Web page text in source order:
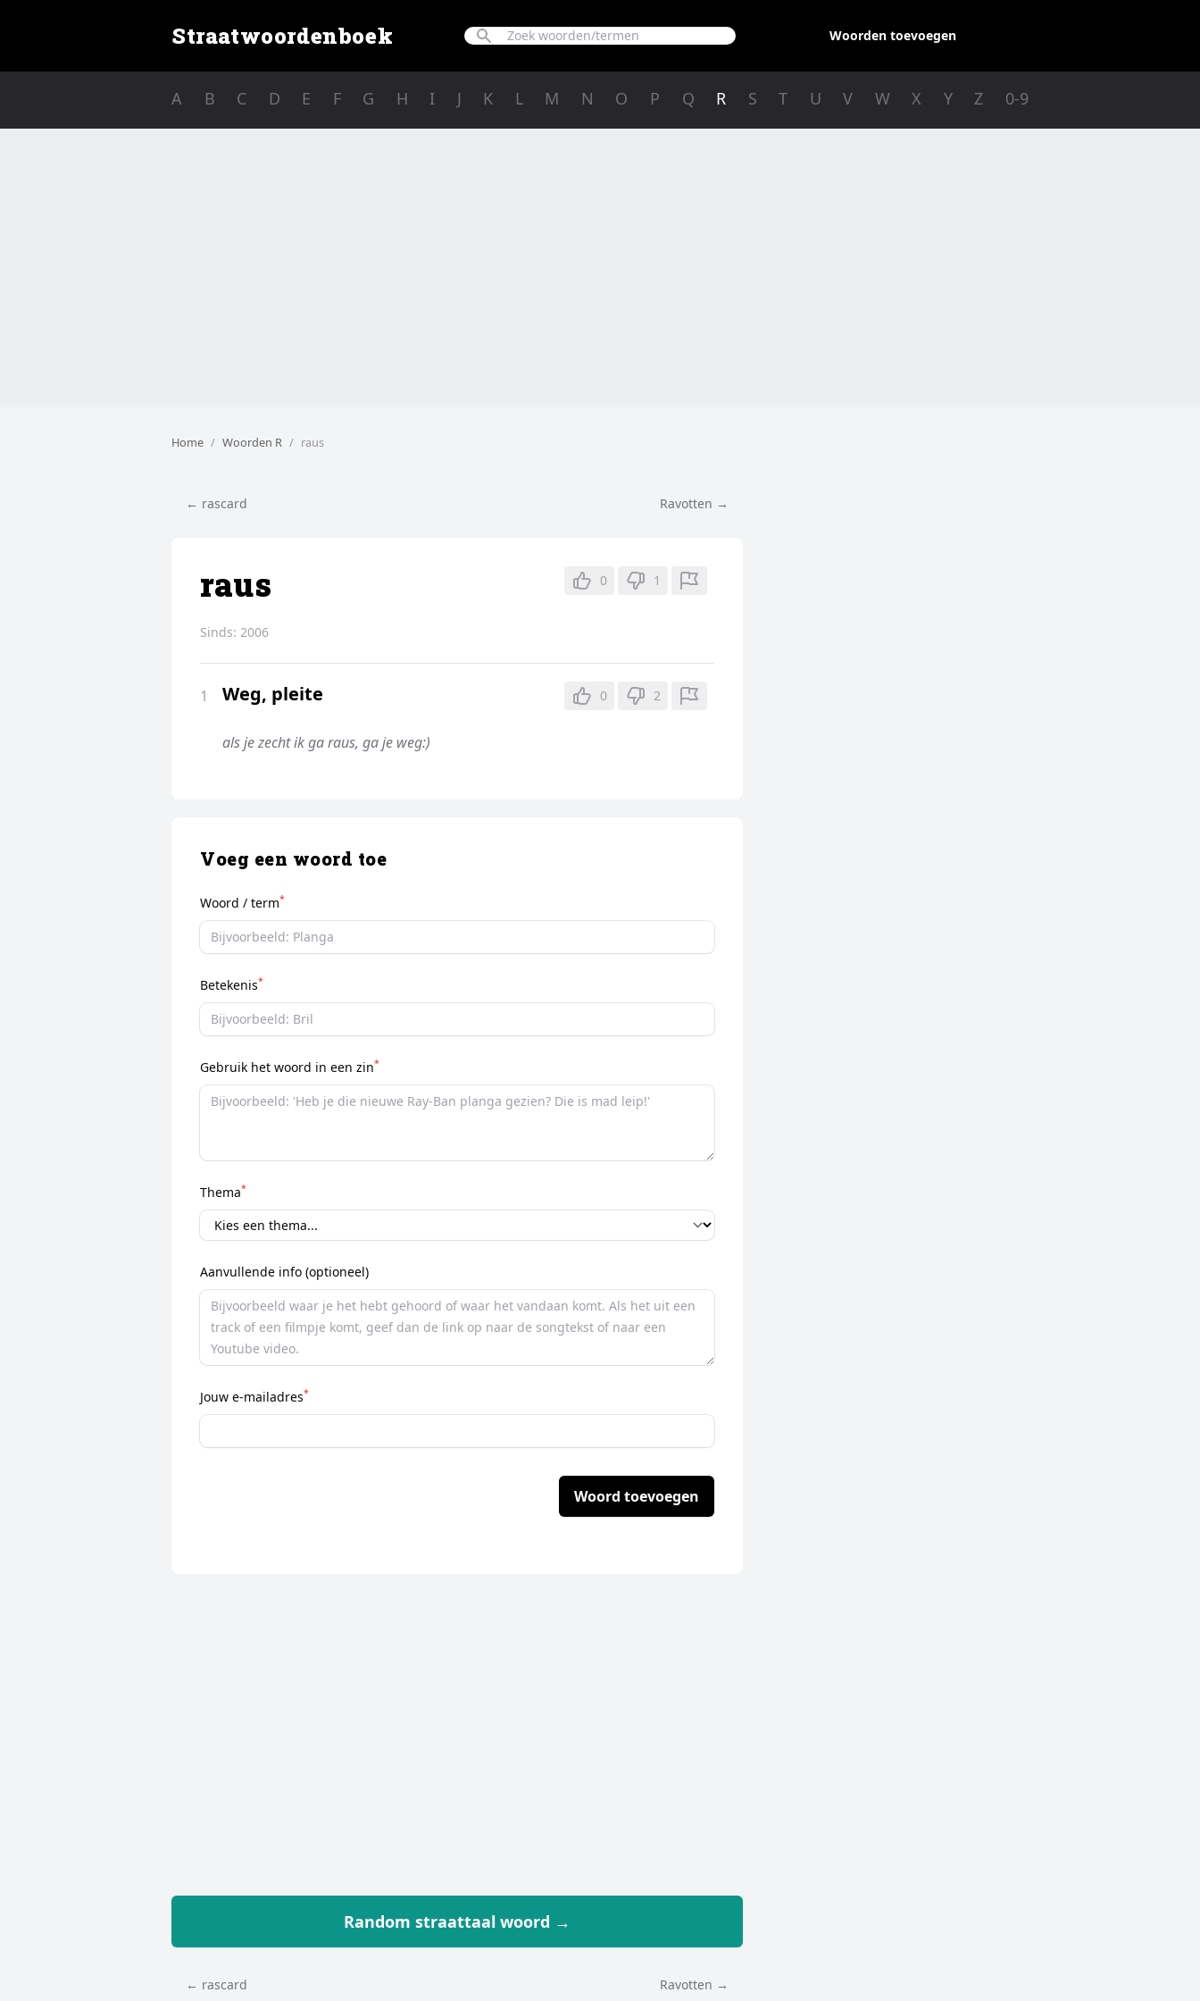
Straatwoordenboek Woorden toevoegen
A B C D E F G H I J K L M N O P Q R S T U V W X Y Z 0-9
Home Woorden R raus
← rascard Ravotten →
raus 0 1
Sinds: 2006
1 Weg, pleite 0 2
als je zecht ik ga raus, ga je weg:)
Voeg een woord toe
Woord / term*
Betekenis*
Gebruik het woord in een zin*
Thema*
Aanvullende info (optioneel)
Jouw e-mailadres*
Woord toevoegen
Random straattaal woord →
← rascard Ravotten →